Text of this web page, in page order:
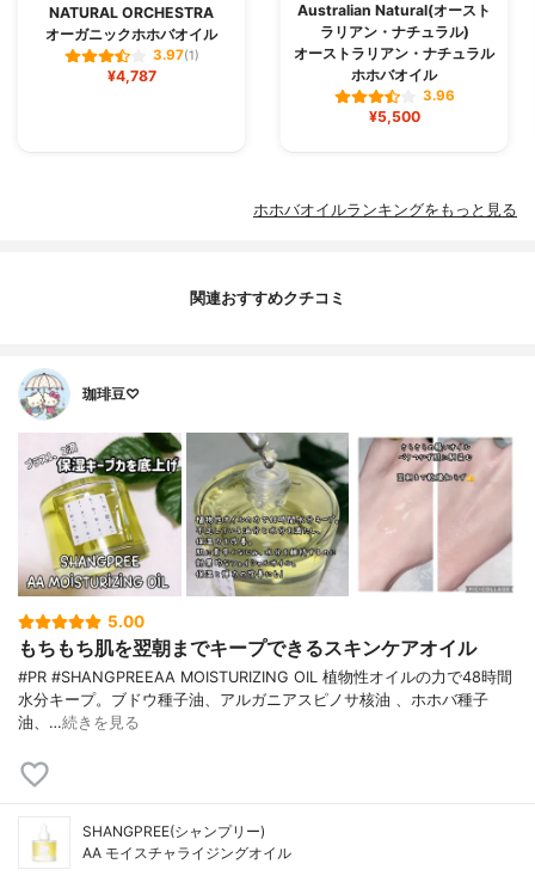
NATURAL ORCHESTRA
オーガニックホホバオイル
3.97(1)
¥4,787
Australian Natural(オースト
ラリアン・ナチュラル)
オーストラリアン・ナチュラル
ホホバオイル
3.96
¥5,500
ホホバオイルランキングをもっと見る
関連おすすめクチコミ
珈琲豆♡
5.00
もちもち肌を翌朝までキープできるスキンケアオイル
#PR #SHANGPREEAA MOISTURIZING OIL 植物性オイルの力で48時間
水分キープ。ブドウ種子油、アルガニアスピノサ核油 、ホホバ種子
油、…続きを見る
SHANGPREE(シャンプリー)
AA モイスチャライジングオイル